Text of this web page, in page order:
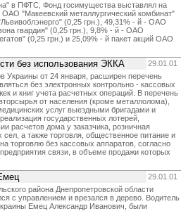
в ПФТС, Фонд госимущества выставлял на
ОАО "Макеевский металлургический комбинат"
(0,25 грн.), 49,31% - й - ОАО
гвардия" (0,25 грн.), 9,8% - й - ОАО
(0,25 грн.) и 25,09% - й пакет акций ОАО
без использования ЭККА
29.01.01
Украины от 24 января, расширен перечень
без электронных контрольно - кассовых
и книг учета расчетных операций. В перечень
от населения (кроме металлолома),
услуг выездными бригадами и
государственных лотерей,
расчетов дома у заказчика, розничная
а также торговля, общественное питание и
торговлю без кассовых аппаратов, согласно
связи, в объеме продажи которых
29.01.01
района Днепропетровской области
с управлением и врезался в дерево. Водитель
Емец Александр Иванович, были